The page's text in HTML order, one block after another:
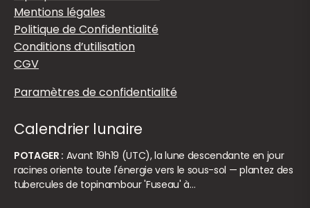
Mentions légales
Politique de Confidentialité
Conditions d’utilisation
CGV
Paramètres de confidentialité
Calendrier lunaire
POTAGER : Avant 19h19 (UTC), la lune descendante en jour
racines oriente toute l'énergie vers le sous-sol — plantez des
tubercules de topinambour 'Fuseau' à…